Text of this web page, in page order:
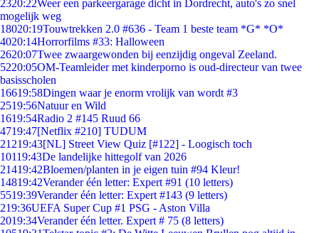
2320:22Weer een parkeergarage dicht in Dordrecht, auto's zo snel
mogelijk weg
18020:19Touwtrekken 2.0 #636 - Team 1 beste team *G* *O*
4020:14Horrorfilms #33: Halloween
2620:07Twee zwaargewonden bij eenzijdig ongeval Zeeland.
5220:05OM-Teamleider met kinderporno is oud-directeur van twee
basisscholen
16619:58Dingen waar je enorm vrolijk van wordt #3
2519:56Natuur en Wild
1619:54Radio 2 #145 Ruud 66
4719:47[Netflix #210] TUDUM
21219:43[NL] Street View Quiz [#122] - Loogisch toch
10119:43De landelijke hittegolf van 2026
21419:42Bloemen/planten in je eigen tuin #94 Kleur!
14819:42Verander één letter: Expert #91 (10 letters)
5519:39Verander één letter: Expert #143 (9 letters)
219:36UEFA Super Cup #1 PSG - Aston Villa
2019:34Verander één letter. Expert # 75 (8 letters)